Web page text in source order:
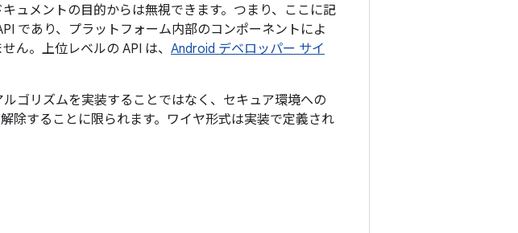
ュメントの目的からは無視できます。つまり、ここに記
であり、プラットフォーム内部のコンポーネントによ
ん。上位レベルの API は、 Android デベロッパー サイ
ゴリズムを実装することではなく、セキュア環境への
除することに限られます。ワイヤ形式は実装で定義され